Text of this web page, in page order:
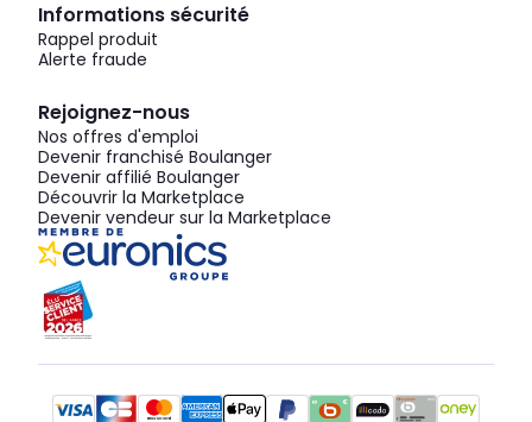
Informations sécurité
Rappel produit
Alerte fraude
Rejoignez-nous
Nos offres d'emploi
Devenir franchisé Boulanger
Devenir affilié Boulanger
Découvrir la Marketplace
Devenir vendeur sur la Marketplace